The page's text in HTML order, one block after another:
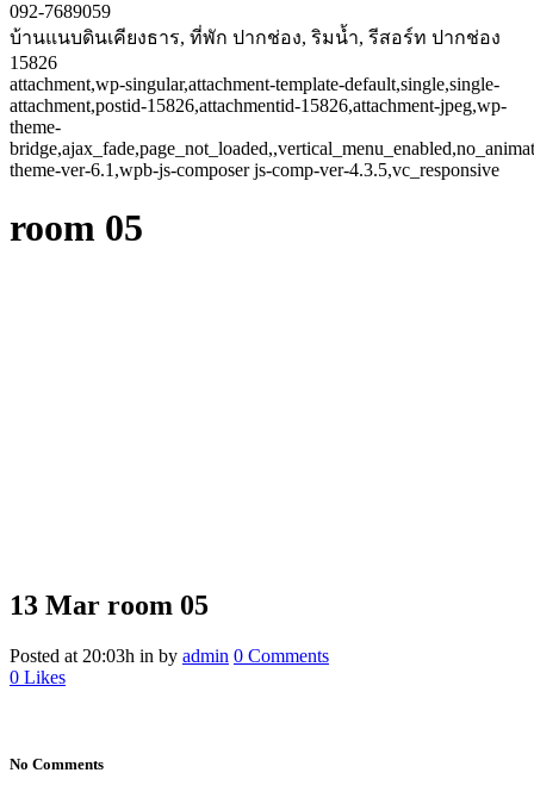
092-7689059
บ้านแนบดินเคียงธาร, ที่พัก ปากช่อง, ริมน้ำ, รีสอร์ท ปากช่อง
15826
attachment,wp-singular,attachment-template-default,single,single-
attachment,postid-15826,attachmentid-15826,attachment-jpeg,wp-
theme-
theme-ver-6.1,wpb-js-composer js-comp-ver-4.3.5,vc_responsive
room 05
13 Mar room 05
Posted at 20:03h in by admin 0 Comments
0 Likes
No Comments